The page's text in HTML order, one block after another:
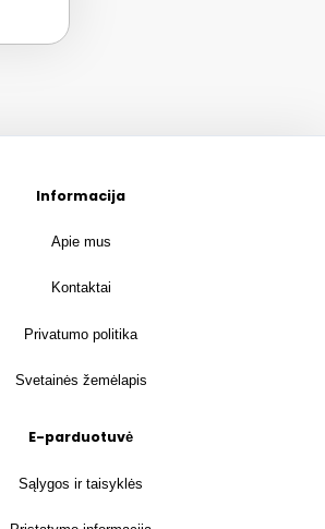
Informacija
Apie mus
Kontaktai
Privatumo politika
Svetainės žemėlapis
E-parduotuvė
Sąlygos ir taisyklės